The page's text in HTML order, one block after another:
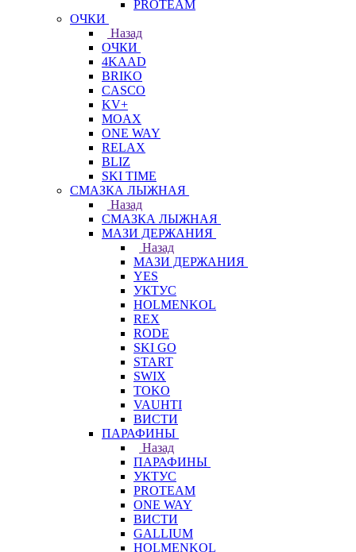
PROTEAM
ОЧКИ
Назад
ОЧКИ
4KAAD
BRIKO
CASCO
KV+
MOAX
ONE WAY
RELAX
BLIZ
SKI TIME
СМАЗКА ЛЫЖНАЯ
Назад
СМАЗКА ЛЫЖНАЯ
МАЗИ ДЕРЖАНИЯ
Назад
МАЗИ ДЕРЖАНИЯ
YES
УКТУС
HOLMENKOL
REX
RODE
SKI GO
START
SWIX
TOKO
VAUHTI
ВИСТИ
ПАРАФИНЫ
Назад
ПАРАФИНЫ
УКТУС
PROTEAM
ONE WAY
ВИСТИ
GALLIUM
HOLMENKOL